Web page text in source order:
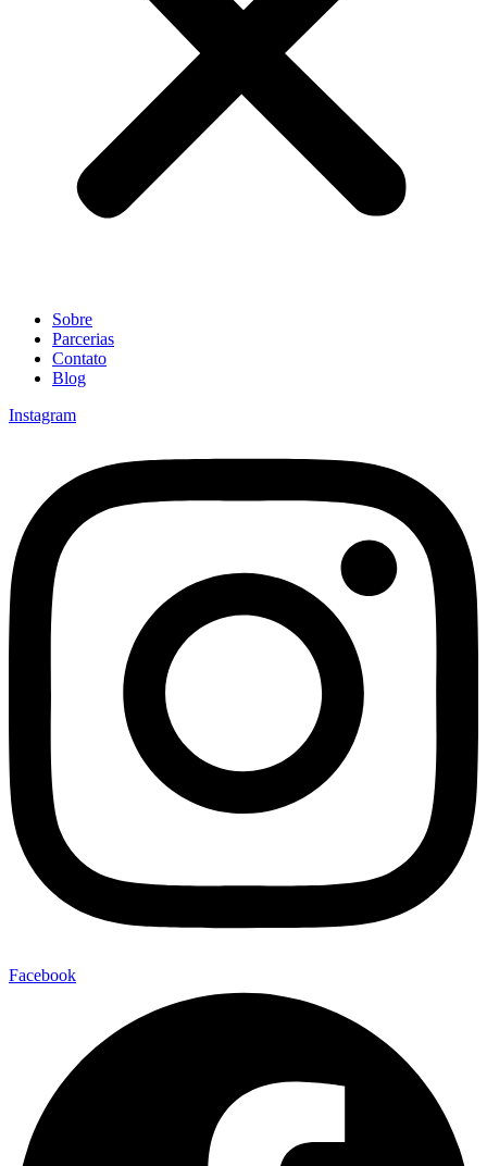
Sobre
Parcerias
Contato
Blog
Instagram
Facebook